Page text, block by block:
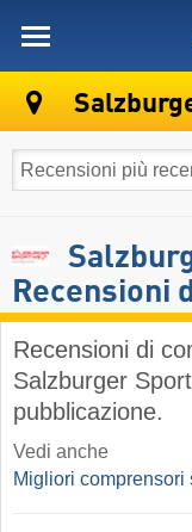
Recensioni
Recensioni di
Salzburger
pubblicazione.
Vedi anche
Migliori